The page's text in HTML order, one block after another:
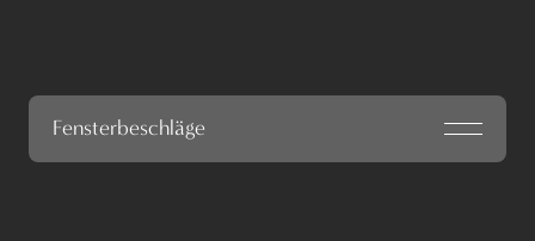
Fensterbeschläge